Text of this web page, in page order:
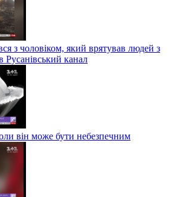
з чоловіком, який врятував людей з
Русанівський канал
він може бути небезпечним